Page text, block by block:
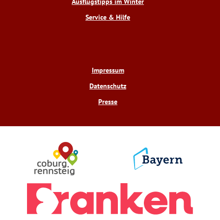
Service & Hilfe
Impressum
Datenschutz
Presse